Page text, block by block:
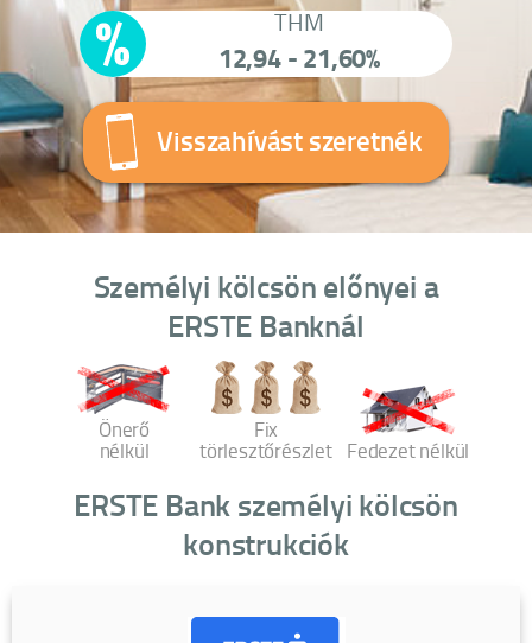
THM
12,94 - 21,60%
Visszahívást szeretnék
Személyi kölcsön előnyei a
ERSTE Banknál
Önerő
nélkül
Fix
törlesztőrészlet Fedezet nélkül
ERSTE Bank személyi kölcsön
konstrukciók